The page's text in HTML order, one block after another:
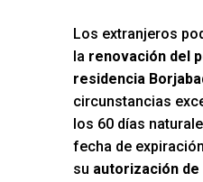
Los extranjeros
la renovación del
residencia
circunstancias
los 60 días
fecha de
su autorización